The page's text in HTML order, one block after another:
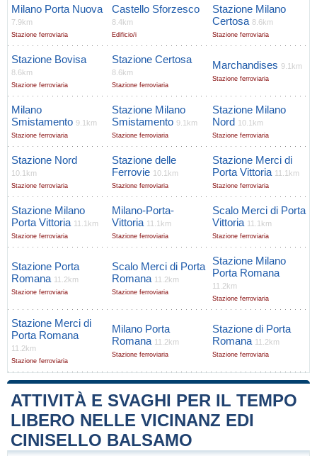
Milano Porta Nuova
7.9km
Stazione ferroviaria
Castello Sforzesco
8.4km
Edificio/i
Stazione Milano
Certosa 8.6km
Stazione ferroviaria
Stazione Bovisa
8.6km
Stazione ferroviaria
Stazione Certosa
8.6km
Stazione ferroviaria
Marchandises 9.1km
Stazione ferroviaria
Milano
Smistamento 9.1km
Stazione ferroviaria
Stazione Milano
Smistamento 9.1km
Stazione ferroviaria
Stazione Milano
Nord 10.1km
Stazione ferroviaria
Stazione Nord
10.1km
Stazione ferroviaria
Stazione delle
Ferrovie 10.1km
Stazione ferroviaria
Stazione Merci di
Porta Vittoria 11.1km
Stazione ferroviaria
Stazione Milano
Porta Vittoria 11.1km
Stazione ferroviaria
Milano-Porta-
Vittoria 11.1km
Stazione ferroviaria
Scalo Merci di Porta
Vittoria 11.1km
Stazione ferroviaria
Stazione Porta
Romana 11.2km
Stazione ferroviaria
Scalo Merci di Porta
Romana 11.2km
Stazione ferroviaria
Stazione Milano
Porta Romana
11.2km
Stazione ferroviaria
Stazione Merci di
Porta Romana
11.2km
Stazione ferroviaria
Milano Porta
Romana 11.2km
Stazione ferroviaria
Stazione di Porta
Romana 11.2km
Stazione ferroviaria
ATTIVITÀ E SVAGHI PER IL TEMPO
LIBERO NELLE VICINANZ EDI
CINISELLO BALSAMO